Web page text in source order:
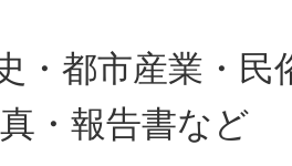
・都市産業・民
・報告書など